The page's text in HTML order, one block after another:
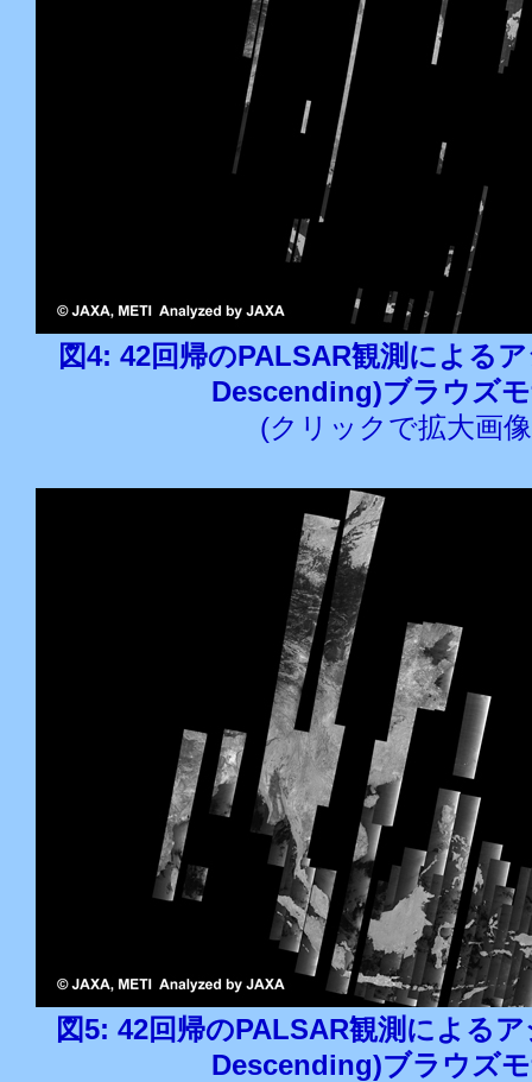
図4: 42回帰のPALSAR観測による
Descending)ブラウズ
(クリックで拡大画
図5: 42回帰のPALSAR観測による
Descending)ブラウズ